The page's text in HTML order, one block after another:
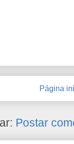
Página
Postar